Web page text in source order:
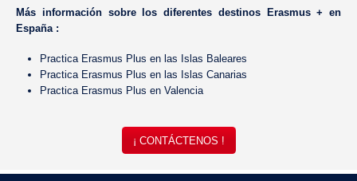
Más información sobre los diferentes destinos Erasmus + en
España :
Practica Erasmus Plus en las Islas Baleares
Practica Erasmus Plus en las Islas Canarias
Practica Erasmus Plus en Valencia
¡ CONTÁCTENOS !